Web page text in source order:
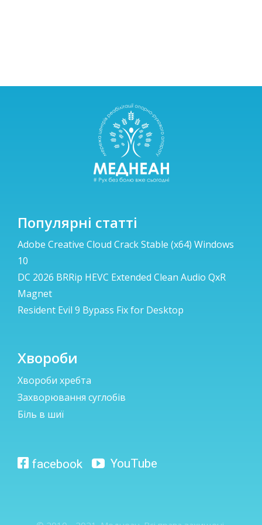
Популярні статті
Adobe Creative Cloud Crack Stable (x64) Windows
10
DC 2026 BRRip HEVC Extended Clean Audio QxR
Magnet
Resident Evil 9 Bypass Fix for Desktop
Хвороби
Хвороби хребта
Захворювання суглобів
Біль в шиї